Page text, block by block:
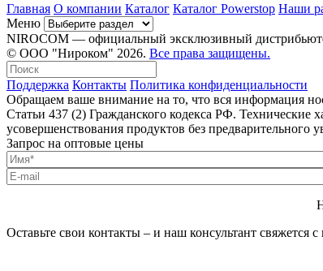
Главная О компании Каталог Каталог Powerstop Наши
Меню
NIROCOM — официальный эксклюзивный
© ООО "Нироком" 2026. Все права защищены.
Поддержка Контакты Политика конфиденциальности
Обращаем ваше внимание на то, что вся информация
Статьи 437 (2) Гражданского кодекса РФ. Технические
усовершенствования продуктов без предварительного
Запрос на оптовые цены
Оставьте свои контакты – и наш консультант свяжется с